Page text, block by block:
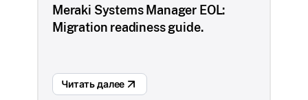
Meraki Systems Manager EOL:
Migration readiness guide.
Читать далее